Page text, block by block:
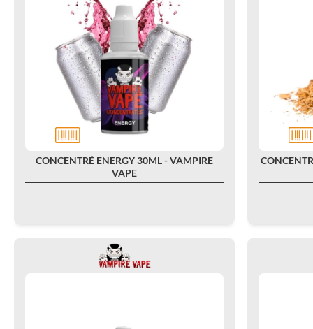
CONCENTRÉ ENERGY 30ML - VAMPIRE
VAPE